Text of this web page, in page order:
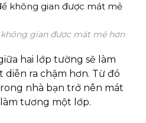
gian được mát mẻ hơn
hai lớp tường sẽ làm
ra chậm hơn. Từ đó
nhà bạn trở nên mát
tương một lớp.